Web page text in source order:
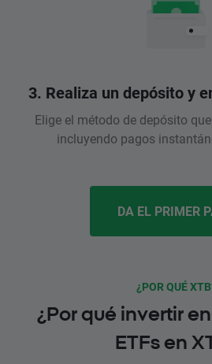
3. Realiza un depósito y
Elige el método de depósito
incluyendo pagos
DA EL PRIMER
¿POR QUÉ
¿Por qué invertir
ETFs en